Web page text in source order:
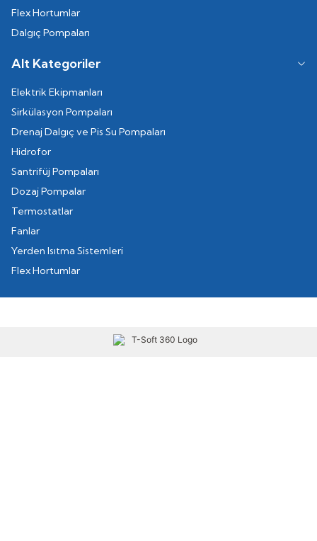
Flex Hortumlar
Dalgıç Pompaları
Alt Kategoriler
Elektrik Ekipmanları
Sirkülasyon Pompaları
Drenaj Dalgıç ve Pis Su Pompaları
Hidrofor
Santrifüj Pompaları
Dozaj Pompalar
Termostatlar
Fanlar
Yerden Isıtma Sistemleri
Flex Hortumlar